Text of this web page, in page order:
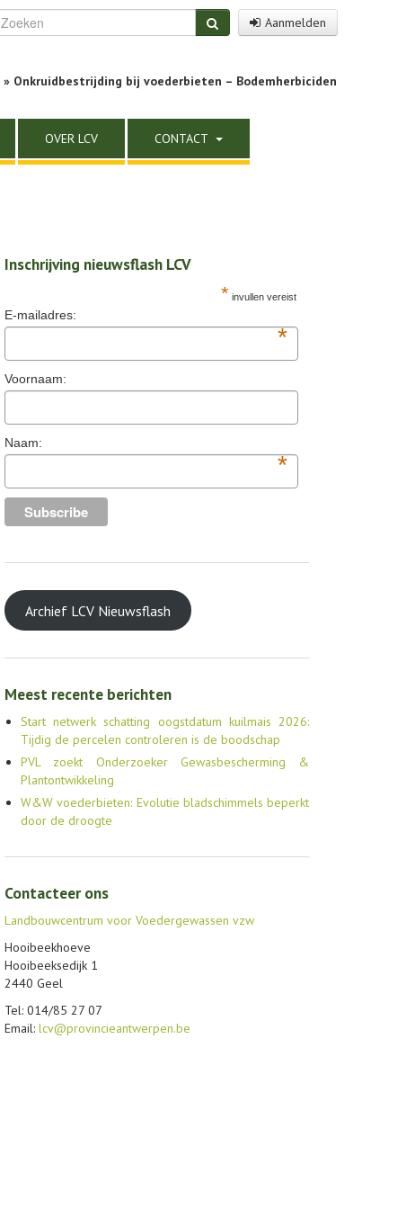
Aanmelden
» Onkruidbestrijding bij voederbieten – Bodemherbiciden
OVER LCV CONTACT
Inschrijving nieuwsflash LCV
* invullen vereist
E-mailadres:
*
Voornaam:
Naam:
*
Archief LCV Nieuwsflash
Meest recente berichten
Start netwerk schatting oogstdatum kuilmais 2026:
Tijdig de percelen controleren is de boodschap
PVL zoekt Onderzoeker Gewasbescherming &
Plantontwikkeling
W&W voederbieten: Evolutie bladschimmels beperkt
door de droogte
Contacteer ons
Landbouwcentrum voor Voedergewassen vzw
Hooibeekhoeve
Hooibeeksedijk 1
2440 Geel
Tel: 014/85 27 07
Email: lcv@provincieantwerpen.be